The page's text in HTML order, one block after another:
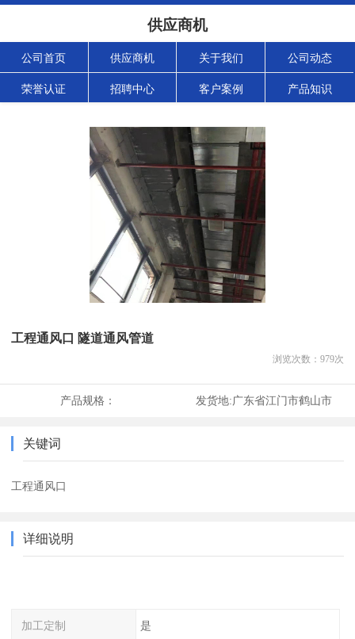
供应商机
公司首页 供应商机 关于我们 公司动态
荣誉认证 招聘中心 客户案例 产品知识
工程通风口 隧道通风管道
浏览次数： 979次
产品规格： 发货地:广东省江门市鹤山市
关键词
工程通风口
详细说明
加工定制 是